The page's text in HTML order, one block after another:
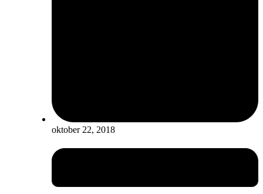
oktober 22, 2018